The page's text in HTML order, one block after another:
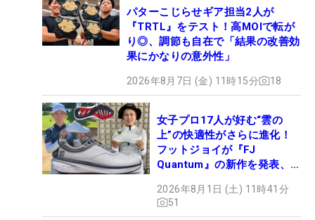
パターこじらせギア担当2人が
『TRTL』をテスト！高MOIで転が
り◎、調節も自在で「結果の改善効
果にかなりの意外性」
2026年8月7日 (金) 11時15分 18
女子プロ17人が好む“雲の
上”の快適性がさらに進化！
フットジョイが『FJ
Quantum』の新作を発表、8
2026年8月1日 (土) 11時41分
51